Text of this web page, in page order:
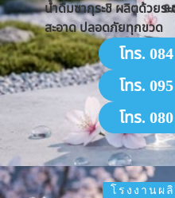
น้ำดื่มซากุระชิ ผลิตด้วยร
สะอาด ปลอดภัยทุกขวด
โทร.
โทร.
โทร.
โรงงานผ